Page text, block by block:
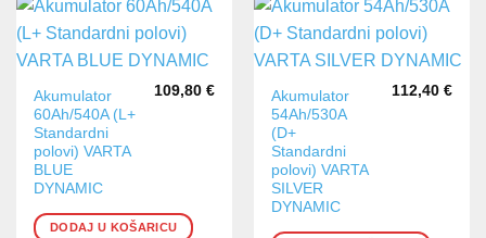
Akumulator
60Ah/540A (L+
Standardni
polovi) VARTA
BLUE
DYNAMIC
109,80 €
DODAJ U KOŠARICU
Akumulator
54Ah/530A
(D+
Standardni
polovi) VARTA
SILVER
DYNAMIC
112,40 €